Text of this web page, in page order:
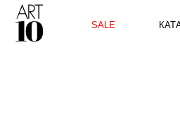
SALE КАТАЛОГ